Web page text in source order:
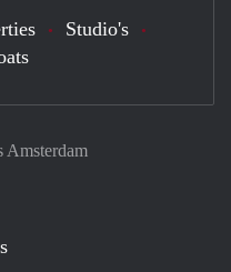
Amsterdam
Studio's